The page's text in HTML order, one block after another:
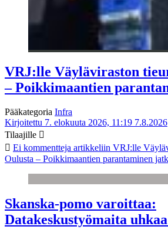
VRJ:lle Väyläviraston
– Poikkimaantien
Pääkategoria Infra
Kirjoitettu 7. elokuuta 2026, 11:19 7.8.2026
Tilaajille
Ei kommentteja artikkeliin VRJ:lle
Oulusta – Poikkimaantien parantaminen
Skanska-pomo varoittaa:
Datakeskustyömaita